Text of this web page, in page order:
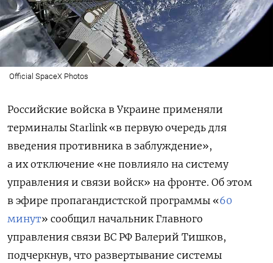
Official SpaceX Photos
Российские войска в Украине применяли
терминалы Starlink«в первую очередь для
введения противника в заблуждение»,
а их отключение «не повлияло на систему
управления и связи войск» на фронте. Об этом
в эфире пропагандистской программы «60
минут» сообщил начальник Главного
управления связи ВС РФ Валерий Тишков,
подчеркнув, что развертывание системы